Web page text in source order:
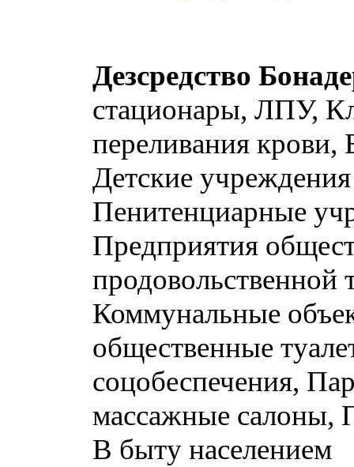
Дезсредство
стационары, ЛПУ,
переливания крови,
Детские
Пенитенциарные
Предприятия
продовольственной
Коммунальные
общественные
соцобеспечения,
массажные салоны,
В быту населением